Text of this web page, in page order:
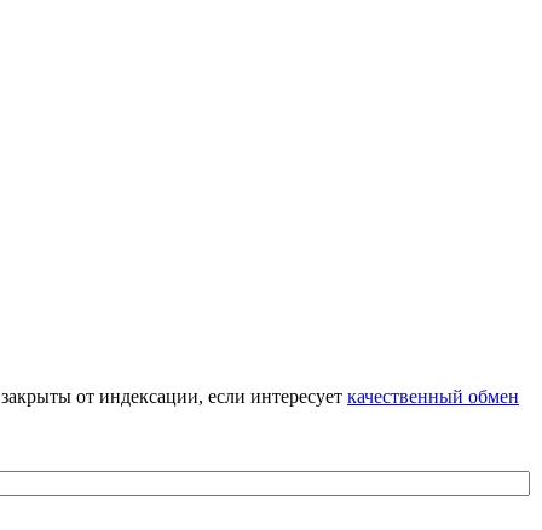
от индексации, если интересует качественный обмен